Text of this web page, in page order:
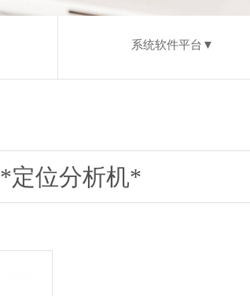
系统软件平台▼
*定位分析机*